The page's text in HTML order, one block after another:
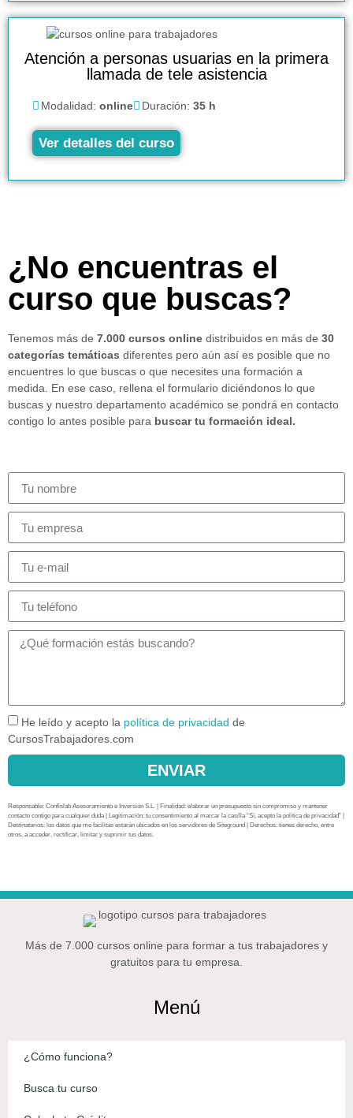
Atención a personas usuarias en la primera
llamada de tele asistencia
Modalidad: online Duración: 35 h
Ver detalles del curso
¿No encuentras el
curso que buscas?
Tenemos más de 7.000 cursos online distribuidos en más de 30
categorías temáticas diferentes pero aún así es posible que no
encuentres lo que buscas o que necesites una formación a
medida. En ese caso, rellena el formulario diciéndonos lo que
buscas y nuestro departamento académico se pondrá en contacto
contigo lo antes posible para buscar tu formación ideal.
He leído y acepto la política de privacidad de
CursosTrabajadores.com
ENVIAR
Responsable: Confislab Asesoramiento e Inversión S.L. | Finalidad: elaborar un presupuesto sin compromiso y mantener
contacto contigo para cualquier duda | Legitimación: tu consentimiento al marcar la casilla “Sí, acepto la política de privacidad” |
Destinatarios: los datos que me facilitas estarán ubicados en los servidores de Siteground | Derechos: tienes derecho, entre
otros, a acceder, rectificar, limitar y suprimir tus datos.
Más de 7.000 cursos online para formar a tus trabajadores y
gratuitos para tu empresa.
Menú
¿Cómo funciona?
Busca tu curso